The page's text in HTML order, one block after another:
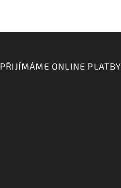
PŘIJÍMÁME ONLINE PLATBY